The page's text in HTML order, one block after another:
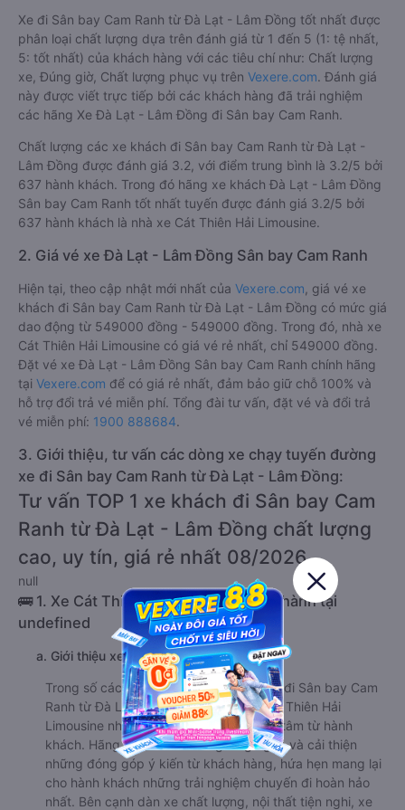
Xe đi Sân bay Cam Ranh từ Đà Lạt - Lâm Đồng tốt nhất được
phân loại chất lượng dựa trên đánh giá từ 1 đến 5 (1: tệ nhất,
5: tốt nhất) của khách hàng với các tiêu chí như: Chất lượng
xe, Đúng giờ, Chất lượng phục vụ trên Vexere.com. Đánh giá
này được viết trực tiếp bởi các khách hàng đã trải nghiệm
các hãng Xe Đà Lạt - Lâm Đồng đi Sân bay Cam Ranh.
Chất lượng các xe khách đi Sân bay Cam Ranh từ Đà Lạt -
Lâm Đồng được đánh giá 3.2, với điểm trung bình là 3.2/5 bởi
637 hành khách. Trong đó hãng xe khách Đà Lạt - Lâm Đồng
Sân bay Cam Ranh tốt nhất tuyến được đánh giá 3.2/5 bởi
637 hành khách là nhà xe Cát Thiên Hải Limousine.
2. Giá vé xe Đà Lạt - Lâm Đồng Sân bay Cam Ranh
Hiện tại, theo cập nhật mới nhất của Vexere.com , giá vé xe
khách đi Sân bay Cam Ranh từ Đà Lạt - Lâm Đồng có mức giá
dao động từ 549000 đồng - 549000 đồng. Trong đó, nhà xe
Cát Thiên Hải Limousine có giá vé rẻ nhất, chỉ 549000 đồng.
Đặt vé xe Đà Lạt - Lâm Đồng Sân bay Cam Ranh chính hãng
tại Vexere.com để có giá rẻ nhất, đảm bảo giữ chỗ 100% và
hỗ trợ đổi trả vé miễn phí. Tổng đài tư vấn, đặt vé và đổi trả
vé miễn phí: 1900 888684.
3. Giới thiệu, tư vấn các dòng xe chạy tuyến đường
xe đi Sân bay Cam Ranh từ Đà Lạt - Lâm Đồng:
Tư vấn TOP 1 xe khách đi Sân bay Cam
Ranh từ Đà Lạt - Lâm Đồng chất lượng
cao, uy tín, giá rẻ nhất 08/2026
null
🚌 1. Xe Cát Thiên Hải Limousine khởi hành tại
undefined
a. Giới thiệu xe Cát Thiên Hải Limousine
Trong số các hãng xe trên tuyến đường đi Sân bay Cam
Ranh từ Đà Lạt - Lâm Đồng , nhà xe Cát Thiên Hải
Limousine nhận được rất nhiều sự quan tâm từ hành
khách. Hãng xe luôn sẵn sàng lắng nghe và cải thiện
những đóng góp ý kiến từ khách hàng, hứa hẹn mang lại
cho hành khách những trải nghiệm chuyến đi hoàn hảo
nhất. Bên cạnh dàn xe chất lượng, nội thất tiện nghi, xe